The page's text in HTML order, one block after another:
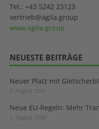
Tel.: +43 5242 23123
vertrieb@agila.group
www.agila.group
NEUESTE BEITRÄGE
Neuer Platz mit
3. August 2026
Neue EU-Regeln: Mehr
2. August 2026